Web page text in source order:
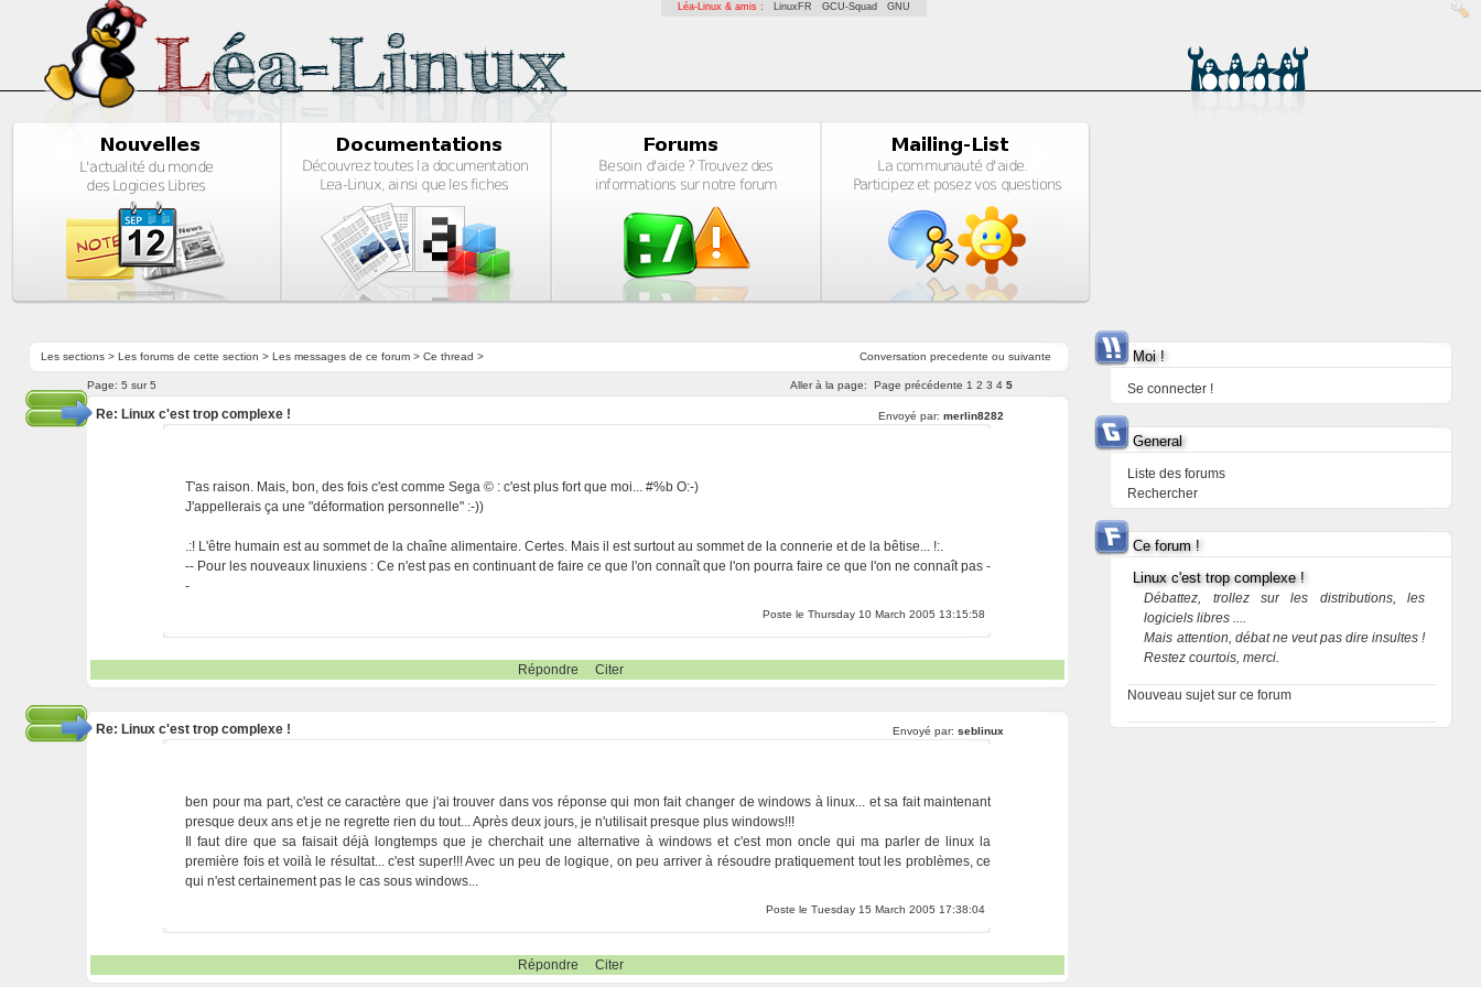
Léa-Linux & amis : LinuxFR GCU-Squad GNU
Conversation precedente ou suivante
Les sections> Les forums de cette section > Les messages de ce forum> Ce thread >
Aller à la page: Page précédente 1 2 3 4 5
Page: 5 sur 5
Re: Linux c'est trop complexe ! Envoyé par: merlin8282
T'as raison. Mais, bon, des fois c'est comme Sega © : c'est plus fort que moi... #%b O:-)
J'appellerais ça une "déformation personnelle" :-))
.:! L'être humain est au sommet de la chaîne alimentaire. Certes. Mais il est surtout au sommet de la connerie et de la bêtise... !:.
-- Pour les nouveaux linuxiens : Ce n'est pas en continuant de faire ce que l'on connaît que l'on pourra faire ce que l'on ne connaît pas -
-
Poste le Thursday 10 March 2005 13:15:58
Répondre Citer
Re: Linux c'est trop complexe ! Envoyé par: seblinux
ben pour ma part, c'est ce caractère que j'ai trouver dans vos réponse qui mon fait changer de windows à linux... et sa fait maintenant
presque deux ans et je ne regrette rien du tout... Après deux jours, je n'utilisait presque plus windows!!!
Il faut dire que sa faisait déjà longtemps que je cherchait une alternative à windows et c'est mon oncle qui ma parler de linux la
première fois et voilà le résultat... c'est super!!! Avec un peu de logique, on peu arriver à résoudre pratiquement tout les problèmes, ce
qui n'est certainement pas le cas sous windows...
Poste le Tuesday 15 March 2005 17:38:04
Répondre Citer
Moi !
Se connecter !
General
Liste des forums
Rechercher
Ce forum !
Linux c'est trop complexe !
Débattez, trollez sur les distributions, les
logiciels libres ....
Mais attention, débat ne veut pas dire insultes !
Restez courtois, merci.
Nouveau sujet sur ce forum